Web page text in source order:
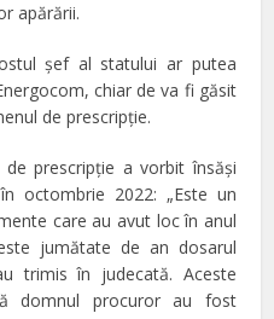
apărării.
şef al statului ar putea
chiar de va fi găsit
de prescripţie.
prescripţie a vorbit însăşi
octombrie 2022: „Este un
care au avut loc în anul
jumătate de an dosarul
trimis în judecată. Aceste
domnul procuror au fost